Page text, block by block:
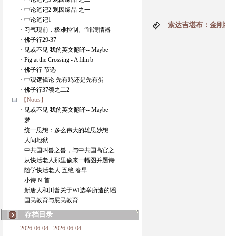
· 中论笔记2 观因缘品 之一
· 中论笔记1
· 习气现前，极难控制。“罪满情器
· 佛子行29-37
· 见或不见 我的英文翻译-- Maybe
· Pig at the Crossing - A film b
· 佛子行 节选
· 中观逻辑论 先有鸡还是先有蛋
· 佛子行37颂之二2
【Notes】
· 见或不见 我的英文翻译-- Maybe
· 梦
· 统一思想：多么伟大的雄思妙想
· 人间地狱
· 中共国叫兽之兽，与中共国高官之
· 从快活老人那里偷来一幅图并题诗
· 随学快活老人 五绝 春早
· 小诗 N 首
· 新唐人和川普关于WI选举所造的谣
· 国民教育与屁民教育
存档目录
2026-06-04 - 2026-06-04
索达吉堪布：金